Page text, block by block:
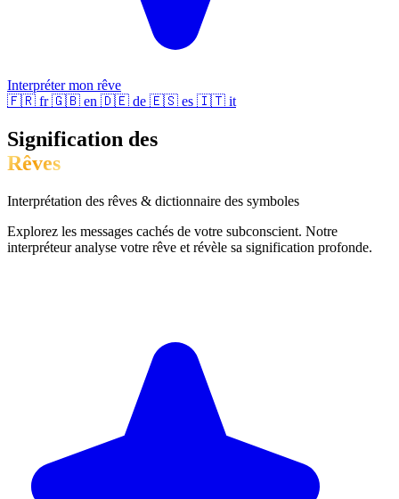
Interpréter mon rêve
🇫🇷 fr 🇬🇧 en 🇩🇪 de 🇪🇸 es 🇮🇹 it
Signification des
Rêves
Interprétation des rêves & dictionnaire des symboles
Explorez les messages cachés de votre subconscient. Notre
interpréteur analyse votre rêve et révèle sa signification profonde.